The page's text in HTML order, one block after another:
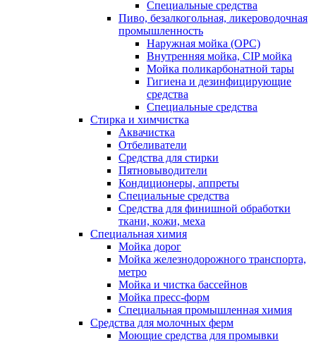
Специальные средства
Пиво, безалкогольная, ликероводочная
промышленность
Наружная мойка (ОРС)
Внутренняя мойка, CIP мойка
Мойка поликарбонатной тары
Гигиена и дезинфицирующие
средства
Специальные средства
Стирка и химчистка
Аквачистка
Отбеливатели
Средства для стирки
Пятновыводители
Кондиционеры, аппреты
Специальные средства
Средства для финишной обработки
ткани, кожи, меха
Специальная химия
Мойка дорог
Мойка железнодорожного транспорта,
метро
Мойка и чистка бассейнов
Мойка пресс-форм
Специальная промышленная химия
Средства для молочных ферм
Моющие средства для промывки